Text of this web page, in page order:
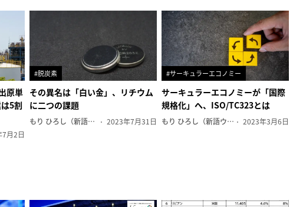
原単
5割
月2日
#脱炭素
その異名は「白い金」、リチウム
に二つの課題
もり ひろし（新語ウォッチャー） 2023年7月31日
#サーキュラーエコノミー
サーキュラーエコノミーが「国際
規格化」へ、ISO/TC323とは
もり ひろし（新語ウォッチャー） 2023年3月6日